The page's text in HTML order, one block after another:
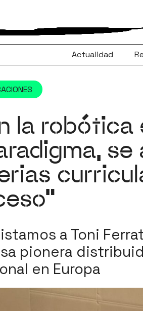
Actualidad
la
se
a Toni
pionera
en Europa